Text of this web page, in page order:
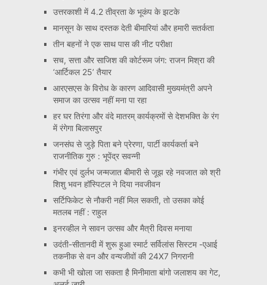
उत्तरकाशी में 4.2 तीव्रता के भूकंप के झटके
मानसून के साथ दस्तक देती बीमारियां और हमारी सतर्कता
तीन बहनों ने एक साथ पास की नीट परीक्षा
सच, सत्ता और साजिश की कोर्टरूम जंग: राजन मिश्रा की
‘आर्टिकल 25’ तैयार
आरएसएस के विरोध के कारण आदिवासी मुख्यमंत्री अपने
समाज का उत्सव नहीं मना पा रहा
हर घर तिरंगा और वंदे मातरम् कार्यक्रमों से देशभक्ति के रंग
में रंगेगा बिलासपुर
जनसंघ से जुड़े पिता बने प्रेरणा, पार्टी कार्यकर्ता बने
राजनीतिक गुरु : भूपेंद्र सवन्नी
गंभीर एवं दुर्लभ जन्मजात बीमारी से जूझ रहे नवजात को श्री
शिशु भवन हॉस्पिटल ने दिया नवजीवन
सर्टिफिकेट से नौकरी नहीं मिल सकती, तो उसका कोई
मतलब नहीं : राहुल
इनरव्हील ने सावन उत्सव और मैत्री दिवस मनाया
उदंती-सीतानदी में शुरू हुआ स्मार्ट सर्विलांस सिस्टम -एआई
तकनीक से वन और वन्यजीवों की 24X7 निगरानी
कभी भी खोला जा सकता है मिनीमाता बांगो जलाशय का गेट,